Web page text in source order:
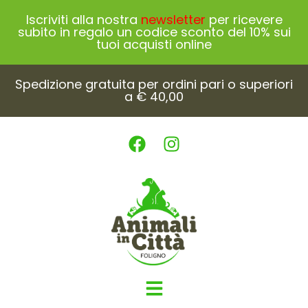
Iscriviti alla nostra newsletter per ricevere
subito in regalo un codice sconto del 10% sui
tuoi acquisti online
Spedizione gratuita per ordini pari o superiori
a € 40,00